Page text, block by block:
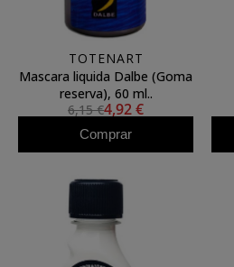
TOTENART
Mascara liquida Dalbe (Goma
reserva), 60 ml..
6,15 €4,92 €
Comprar